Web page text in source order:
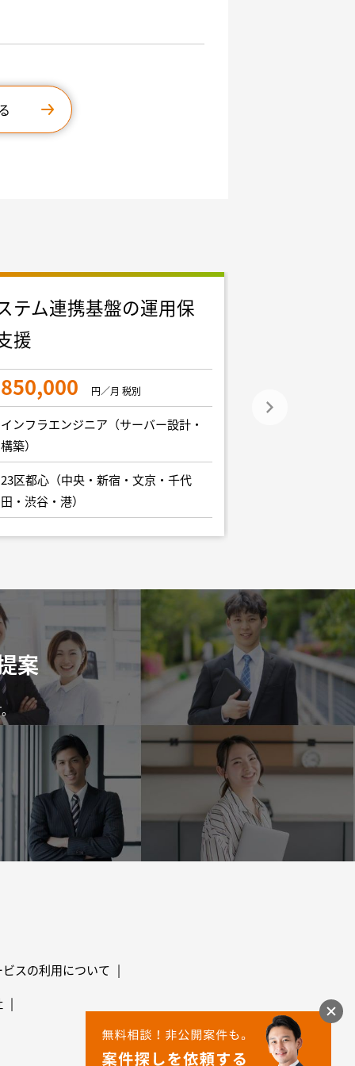
テム連携基盤の運用保
援
850,000 円／月 税別
インフラエンジニア（サーバー設計・
構築）
23区都心（中央・新宿・文京・千代
田・渋谷・港）
構築）
案
スの利用について